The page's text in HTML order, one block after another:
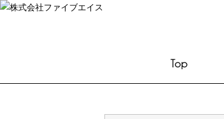
Top